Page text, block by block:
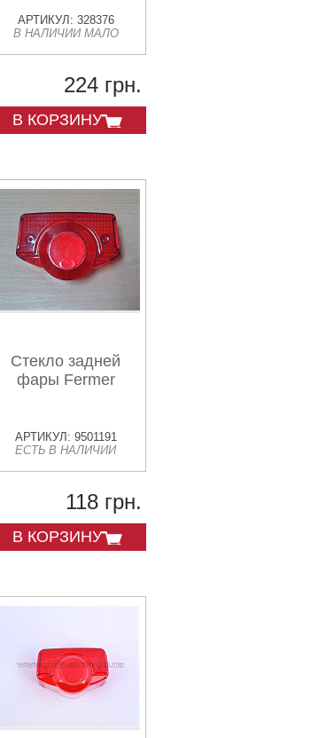
АРТИКУЛ: 328376
В НАЛИЧИИ МАЛО
224 грн.
В КОРЗИНУ
Стекло задней
фары Fermer
АРТИКУЛ: 9501191
ЕСТЬ В НАЛИЧИИ
118 грн.
В КОРЗИНУ